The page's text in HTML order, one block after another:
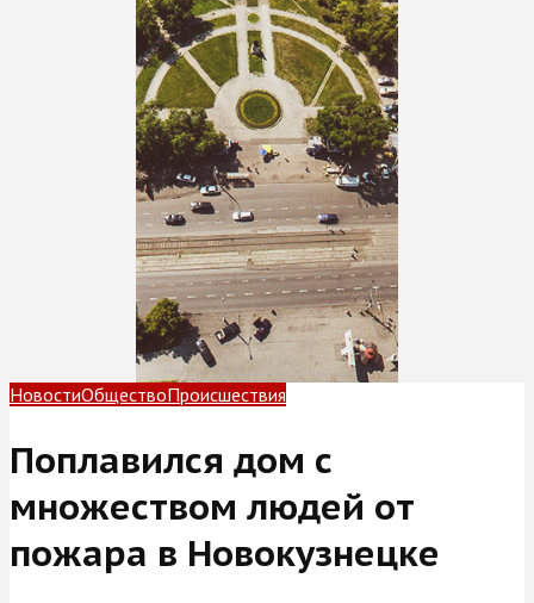
НовостиОбществоПроисшествия
Поплавился дом с
множеством людей от
пожара в Новокузнецке